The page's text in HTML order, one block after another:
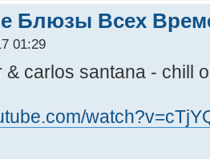
Блюзы Всех
01:29
& carlos santana - chill